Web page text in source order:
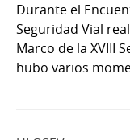
Durante el
Seguridad Vial
Marco de la XVIII
hubo varios